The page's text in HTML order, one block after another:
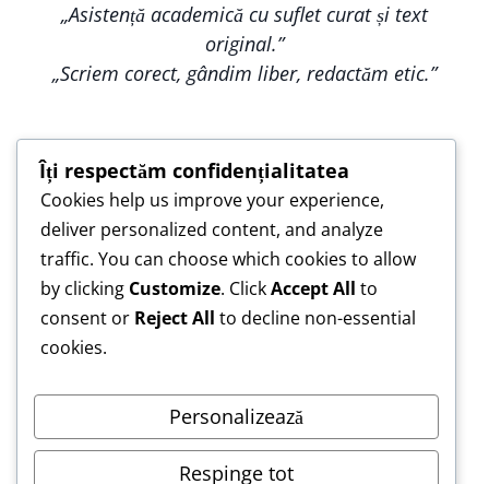
„Asistență academică cu suflet curat și text
original.”
„Scriem corect, gândim liber, redactăm etic.”
„Construim împreună, nu copiem — pentru o
lucrare care te reprezintă.”
„Asistență de încredere pentru lucrări scrise cu
responsabilitate.”
Îți respectăm confidențialitatea
Cookies help us improve your experience,
deliver personalized content, and analyze
traffic. You can choose which cookies to allow
by clicking Customize. ClickAccept All to
consent or Reject All to decline non-essential
cookies.
Personalizează
Respinge tot